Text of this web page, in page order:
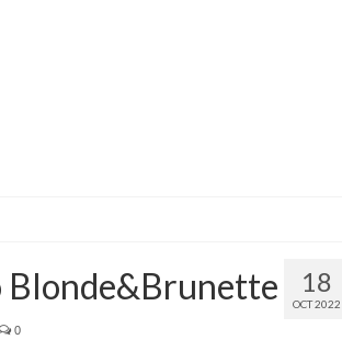
18
OCT 2022
Blonde&Brunette
0